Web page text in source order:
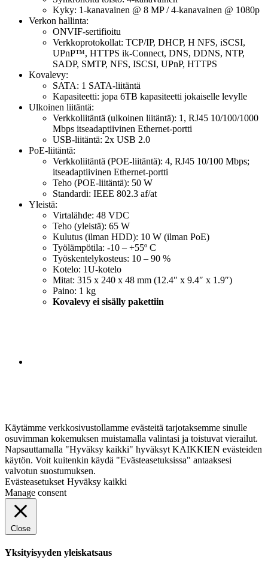
Kyky: 1-kanavainen @ 8 MP / 4-kanavainen @ 1080p
Verkon hallinta:
ONVIF-sertifioitu
Verkkoprotokollat: TCP/IP, DHCP, H NFS, iSCSI,
UPnP™, HTTPS ik-Connect, DNS, DDNS, NTP,
SADP, SMTP, NFS, ISCSI, UPnP, HTTPS
Kovalevy:
SATA: 1 SATA-liitäntä
Kapasiteetti: jopa 6TB kapasiteetti jokaiselle levylle
Ulkoinen liitäntä:
Verkkoliitäntä (ulkoinen liitäntä): 1, RJ45 10/100/1000
Mbps itseadaptiivinen Ethernet-portti
USB-liitäntä: 2x USB 2.0
PoE-liitäntä:
Verkkoliitäntä (POE-liitäntä): 4, RJ45 10/100 Mbps;
itseadaptiivinen Ethernet-portti
Teho (POE-liitäntä): 50 W
Standardi: IEEE 802.3 af/at
Yleistä:
Virtalähde: 48 VDC
Teho (yleistä): 65 W
Kulutus (ilman HDD): 10 W (ilman PoE)
Työlämpötila: -10 – +55º C
Työskentelykosteus: 10 – 90 %
Kotelo: 1U-kotelo
Mitat: 315 x 240 x 48 mm (12.4″ x 9.4″ x 1.9″)
Paino: 1 kg
Kovalevy ei sisälly pakettiin
Käytämme verkkosivustollamme evästeitä tarjotaksemme sinulle
osuvimman kokemuksen muistamalla valintasi ja toistuvat vierailut.
Napsauttamalla "Hyväksy kaikki" hyväksyt KAIKKIEN evästeiden
käytön. Voit kuitenkin käydä "Evästeasetuksissa" antaaksesi
valvotun suostumuksen.
Evästeasetukset Hyväksy kaikki
Manage consent
Close
Yksityisyyden yleiskatsaus